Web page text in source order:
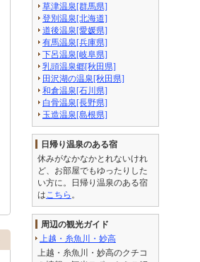
草津温泉[群馬県]
登別温泉[北海道]
道後温泉[愛媛県]
有馬温泉[兵庫県]
下呂温泉[岐阜県]
乳頭温泉郷[秋田県]
田沢湖の温泉[秋田県]
和倉温泉[石川県]
白骨温泉[長野県]
玉造温泉[島根県]
日帰り温泉のある宿
休みがなかなかとれないけれ
ど、お部屋でもゆったりした
い方に。日帰り温泉のある宿
は こちら 。
周辺の観光ガイド
上越・糸魚川・妙高
上越・糸魚川・妙高のクチコ